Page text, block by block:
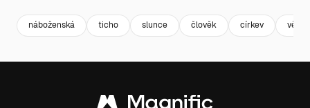
náboženská ticho slunce člověk církev věřit